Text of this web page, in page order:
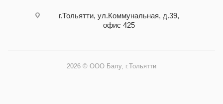
г.Тольятти, ул.Коммунальная, д.39,
офис 425
2026 © ООО Балу, г.Тольятти